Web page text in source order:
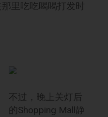
里吃吃喝喝打发时
不过，晚上关灯后
的Shopping Mall静